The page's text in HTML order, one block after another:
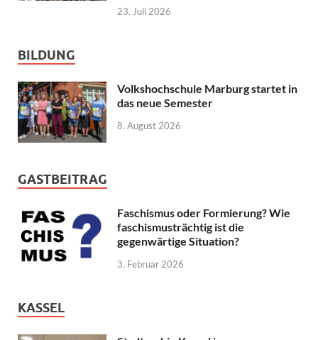
23. Juli 2026
BILDUNG
Volkshochschule Marburg startet in
das neue Semester
8. August 2026
GASTBEITRAG
Faschismus oder Formierung? Wie
faschismusträchtig ist die
gegenwärtige Situation?
3. Februar 2026
KASSEL